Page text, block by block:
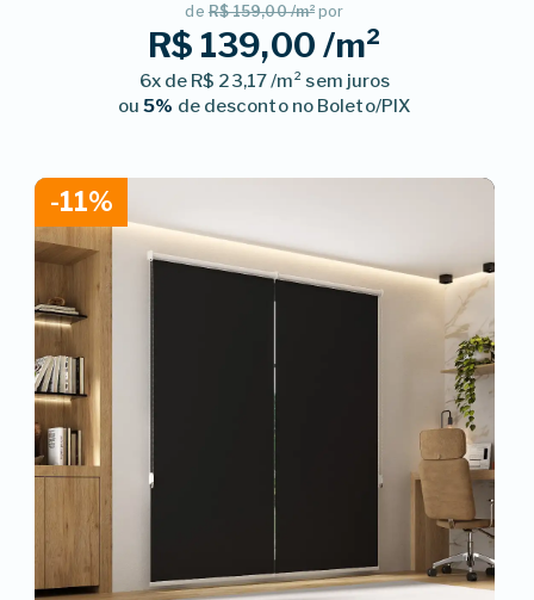
deR$ 159,00 /m² por
R$ 139,00 /m²
6x de R$ 23,17 /m² sem juros
ou5% de desconto no Boleto/PIX
-11%